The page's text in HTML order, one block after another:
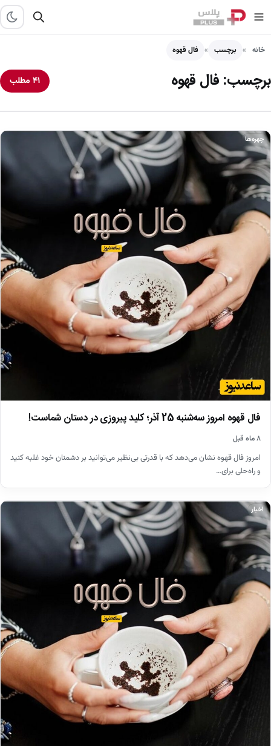
خانه برچسب فال قهوه
برچسب: فال قهوه ۴۱ مطلب
چهره‌ها
فال قهوه امروز سه‌شنبه 25 آذر؛ کلید پیروزی در دستان شماست!
۸ ماه قبل
امروز فال قهوه نشان می‌دهد که با قدرتی بی‌نظیر می‌توانید بر دشمنان خود غلبه کنید
و راه‌حلی برای…
اخبار